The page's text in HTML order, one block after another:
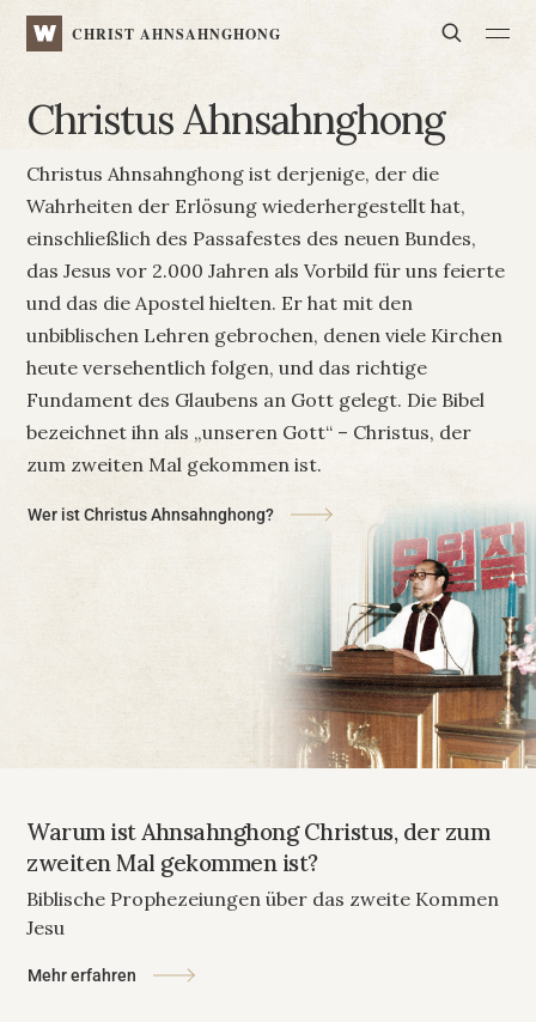
WATVCHRIST AHNSAHNGHONG Search
ChristusAhnsahnghong
Christus Ahnsahnghong ist derjenige, der die
Wahrheiten der Erlösungwiederhergestellt hat,
einschließlich des Passafestes des neuen Bundes,
das Jesus vor 2.000 Jahren als Vorbild für uns feierte
und das die Apostel hielten. Er hat mit den
unbiblischen Lehren gebrochen, denen viele Kirchen
heuteversehentlich folgen, und das richtige
Fundament des Glaubens an Gott gelegt. Die Bibel
bezeichnet ihn als „unseren Gott“ – Christus, der
zum zweiten Mal gekommen ist.
Wer ist Christus Ahnsahnghong?
Warum ist Ahnsahnghong Christus, der zum
zweiten Mal gekommen ist?
Biblische Prophezeiungen über das zweite Kommen
Jesu
Mehr erfahren